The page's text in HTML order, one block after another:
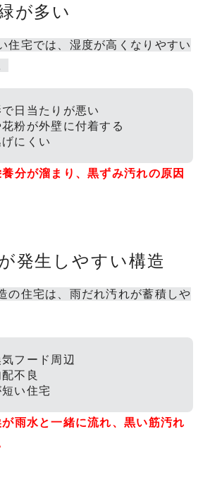
が多い
住宅では、湿度が高くなりやすい
日当たりが悪い
粉が外壁に付着する
にくい
分が溜まり、黒ずみ汚れの原因
発生しやすい構造
の住宅は、雨だれ汚れが蓄積しや
フード周辺
不良
い住宅
雨水と一緒に流れ、黒い筋汚れ